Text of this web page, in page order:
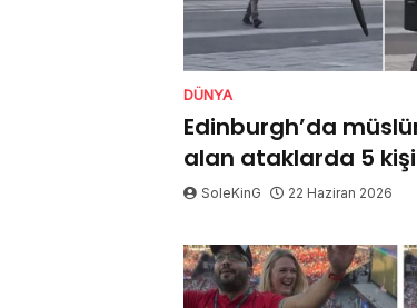
DÜNYA
Edinburgh’da
alan ataklarda 5
SoleKinG 22 Haziran 2026